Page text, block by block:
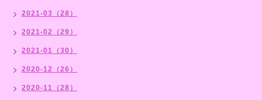
2021-03（28）
2021-02（29）
2021-01（30）
2020-12（26）
2020-11（28）